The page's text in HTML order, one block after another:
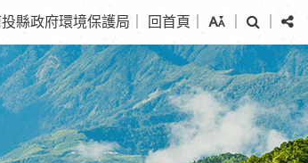
投縣政府環境保護局 回首頁
尋
分
享